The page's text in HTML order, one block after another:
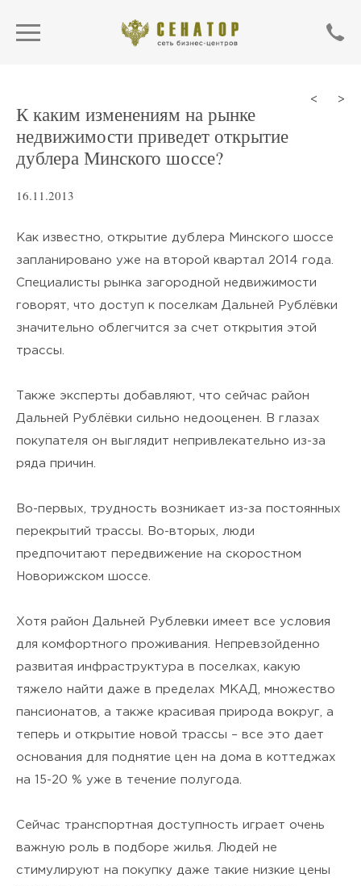
< >
К каким изменениям на рынке
недвижимости приведет открытие
дублера Минского шоссе?
16.11.2013
Как известно, открытие дублера Минского шоссе
запланировано уже на второй квартал 2014 года.
Специалисты рынка загородной недвижимости
говорят, что доступ к поселкам Дальней Рублёвки
значительно облегчится за счет открытия этой
трассы.
Также эксперты добавляют, что сейчас район
Дальней Рублёвки сильно недооценен. В глазах
покупателя он выглядит непривлекательно из-за
ряда причин.
Во-первых, трудность возникает из-за постоянных
перекрытий трассы. Во-вторых, люди
предпочитают передвижение на скоростном
Новорижском шоссе.
Хотя район Дальней Рублевки имеет все условия
для комфортного проживания. Непревзойденно
развитая инфраструктура в поселках, какую
тяжело найти даже в пределах МКАД, множество
пансионатов, а также красивая природа вокруг, а
теперь и открытие новой трассы – все это дает
основания для поднятие цен на дома в коттеджах
на 15-20 % уже в течение полугода.
Сейчас транспортная доступность играет очень
важную роль в подборе жилья. Людей не
стимулируют на покупку даже такие низкие цены
ОТПРАВИТЬ
Нажимая кнопку «Отправить»,
на обработку персональных
Политикой